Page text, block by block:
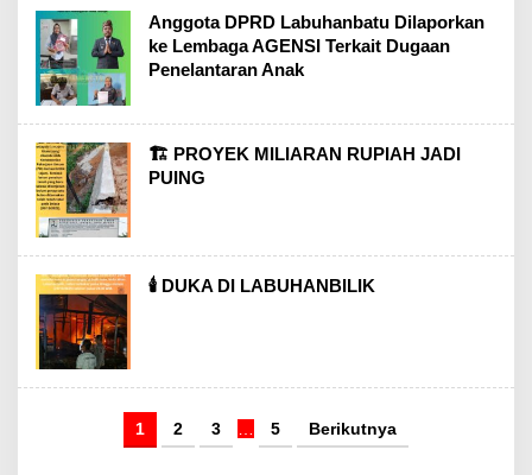
Anggota DPRD Labuhanbatu Dilaporkan
ke Lembaga AGENSI Terkait Dugaan
Penelantaran Anak
🏗️ PROYEK MILIARAN RUPIAH JADI
PUING
🕯️ DUKA DI LABUHANBILIK
1 2 3 5 Berikutnya